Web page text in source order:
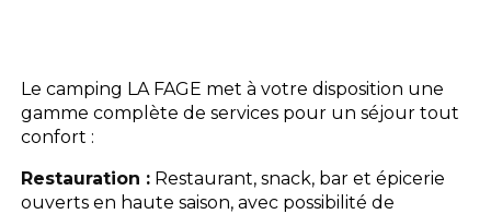
L'espace Aquatique
Les infos pratiques
Le camping LA FAGE met à votre disposition une
gamme complète de services pour un séjour tout
confort :
Restauration : Restaurant, snack, bar et épicerie
ouverts en haute saison, avec possibilité de